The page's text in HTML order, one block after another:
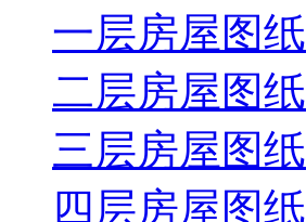
一层房屋图纸
二层房屋图纸
三层房屋图纸
四层房屋图纸